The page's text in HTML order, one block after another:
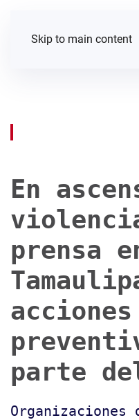
Skip to main content
En
prensa
acciones
parte
Organizaciones